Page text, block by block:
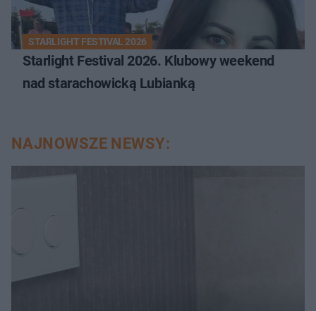
STARLIGHT FESTIVAL 2026
Starlight Festival 2026. Klubowy weekend
nad starachowicką Lubianką
NAJNOWSZE NEWSY: